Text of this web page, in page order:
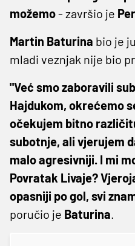
možemo- završio je
Martin Baturina bio je
mladi veznjak nije bio
"Već smo zaboravili
Hajdukom, okrećemo
očekujem bitno
subotnje, ali vjerujem
malo agresivniji. I mi
Povratak Livaje?
opasniji po gol, svi
poručio je Baturina.